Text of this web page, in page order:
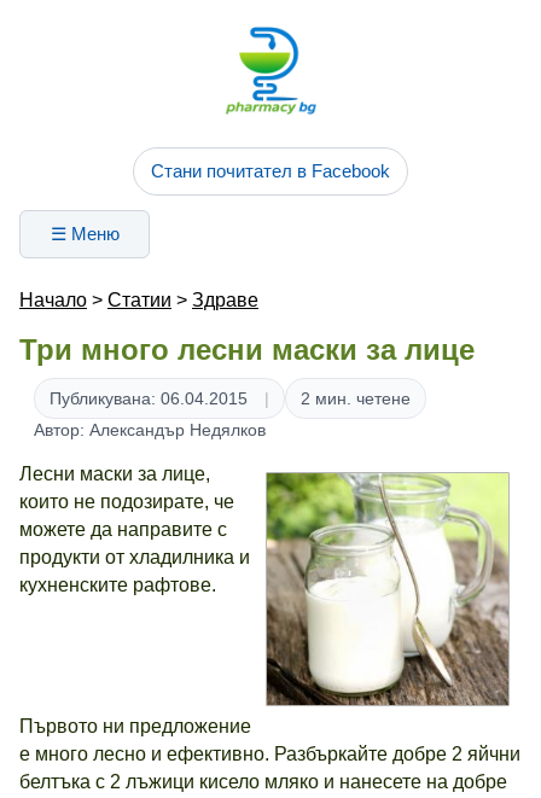
Стани почитател в Facebook
☰ Меню
Начало > Статии > Здраве
Три много лесни маски за лице
Публикувана: 06.04.2015
2 мин. четене
Автор: Александър Недялков
Лесни маски за лице,
които не подозирате, че
можете да направите с
продукти от хладилника и
кухненските рафтове.
Първото ни предложение
е много лесно и ефективно. Разбъркайте добре 2 яйчни
белтъка с 2 лъжици кисело мляко и нанесете на добре